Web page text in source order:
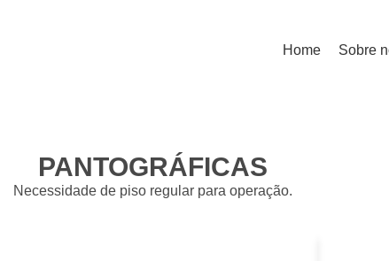
Home Sobre
PANTOGRÁFICAS
Necessidade de piso regular para operação.